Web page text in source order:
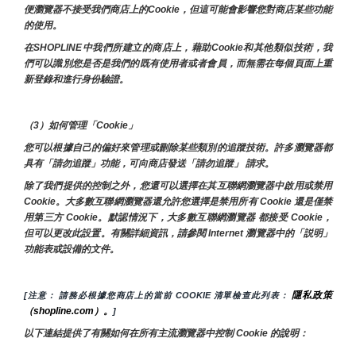
便瀏覽器不接受我們商店上的Cookie，但這可能會影響您對商店某些功能
的使用。
在SHOPLINE中我們所建立的商店上，藉助Cookie和其他類似技術，我
們可以識別您是否是我們的既有使用者或者會員，而無需在每個頁面上重
新登錄和進行身份驗證。
（3）如何管理「Cookie」
您可以根據自己的偏好來管理或刪除某些類別的追蹤技術。許多瀏覽器都
具有「請勿追蹤」功能，可向商店發送「請勿追蹤」 請求。
除了我們提供的控制之外，您還可以選擇在其互聯網瀏覽器中啟用或禁用
Cookie。大多數互聯網瀏覽器還允許您選擇是禁用所有 Cookie 還是僅禁
用第三方 Cookie。默認情況下，大多數互聯網瀏覽器 都接受 Cookie，
但可以更改此設置。有關詳細資訊，請參閱 Internet 瀏覽器中的「説明」
功能表或設備的文件。
[注意： 請務必根據您商店上的當前 COOKIE 清單檢查此列表： 隱私政策
（shopline.com）。
]
以下連結提供了有關如何在所有主流瀏覽器中控制 Cookie 的說明：